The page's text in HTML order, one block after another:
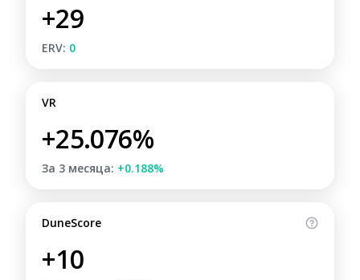
+29
ERV: 0
VR
+25.076%
За 3 месяца: +0.188%
DuneScore
+10